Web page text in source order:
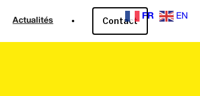
FR EN
Actualités Contact